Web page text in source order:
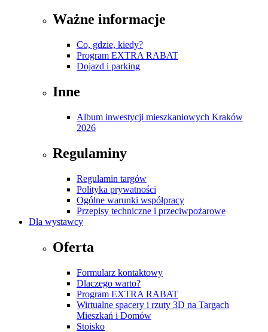
Ważne informacje
Co, gdzie, kiedy?
Program EXTRA RABAT
Dojazd i parking
Inne
Album inwestycji mieszkaniowych Kraków
2026
Regulaminy
Regulamin targów
Polityka prywatności
Ogólne warunki współpracy
Przepisy techniczne i przeciwpożarowe
Dla wystawcy
Oferta
Formularz kontaktowy
Dlaczego warto?
Program EXTRA RABAT
Wirtualne spacery i rzuty 3D na Targach
Mieszkań i Domów
Stoisko